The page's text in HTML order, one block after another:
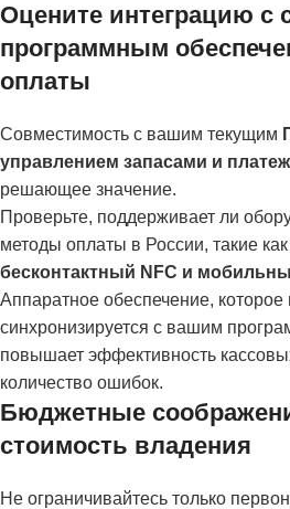
Оцените интеграцию
программным
оплаты
Совместимость с вашим текущим
управлением запасами и
решающее значение.
Проверьте, поддерживает ли
методы оплаты в России, такие как
бесконтактный NFC и
Аппаратное обеспечение, которое
синхронизируется с вашим
повышает эффективность
количество ошибок.
Бюджетные
стоимость владения
Не ограничивайтесь только